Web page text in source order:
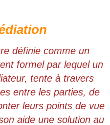
définie comme un
formel par lequel un
tente à travers
entre les parties, de
leurs points de vue
aide une solution au